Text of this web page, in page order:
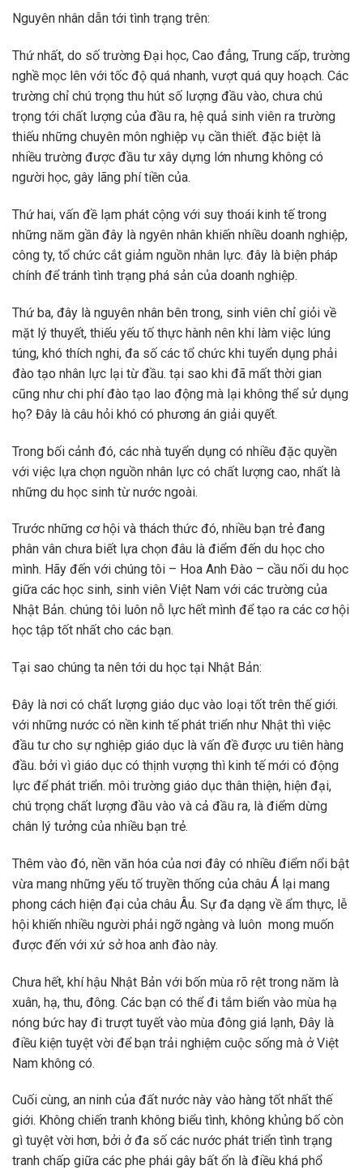
Nguyên nhân dẫn tới tình trạng trên:
Thứ nhất, do số trường Đại học, Cao đẳng, Trung cấp, trường
nghề mọc lên với tốc độ quá nhanh, vượt quá quy hoạch. Các
trường chỉ chú trọng thu hút số lượng đầu vào, chưa chú
trọng tới chất lượng của đầu ra, hệ quả sinh viên ra trường
thiếu những chuyên môn nghiệp vụ cần thiết. đặc biệt là
nhiều trường được đầu tư xây dựng lớn nhưng không có
người học, gây lãng phí tiền của.
Thứ hai, vấn đề lạm phát cộng với suy thoái kinh tế trong
những năm gần đây là ngyên nhân khiến nhiều doanh nghiệp,
công ty, tổ chức cắt giảm nguồn nhân lực. đây là biện pháp
chính để tránh tình trạng phá sản của doanh nghiệp.
Thứ ba, đây là nguyên nhân bên trong, sinh viên chỉ giỏi về
mặt lý thuyết, thiếu yếu tố thực hành nên khi làm việc lúng
túng, khó thích nghi, đa số các tổ chức khi tuyển dụng phải
đào tạo nhân lực lại từ đầu. tại sao khi đã mất thời gian
cũng như chi phí đào tạo lao động mà lại không thể sử dụng
họ? Đây là câu hỏi khó có phương án giải quyết.
Trong bối cảnh đó, các nhà tuyển dụng có nhiều đặc quyền
với việc lựa chọn nguồn nhân lực có chất lượng cao, nhất là
những du học sinh từ nước ngoài.
Trước những cơ hội và thách thức đó, nhiều bạn trẻ đang
phân vân chưa biết lựa chọn đâu là điểm đến du học cho
mình. Hãy đến với chúng tôi – Hoa Anh Đào – cầu nối du học
giữa các học sinh, sinh viên Việt Nam với các trường của
Nhật Bản. chúng tôi luôn nỗ lực hết mình để tạo ra các cơ hội
học tập tốt nhất cho các bạn.
Tại sao chúng ta nên tới du học tại Nhật Bản:
Đây là nơi có chất lượng giáo dục vào loại tốt trên thế giới.
với những nước có nền kinh tế phát triển như Nhật thì việc
đầu tư cho sự nghiệp giáo dục là vấn đề được ưu tiên hàng
đầu. bởi vì giáo dục có thịnh vượng thì kinh tế mới có động
lực để phát triển. môi trường giáo dục thân thiện, hiện đại,
chú trọng chất lượng đầu vào và cả đầu ra, là điểm dừng
chân lý tưởng của nhiều bạn trẻ.
Thêm vào đó, nền văn hóa của nơi đây có nhiều điểm nổi bật
vừa mang những yếu tố truyền thống của châu Á lại mang
phong cách hiện đại của châu Âu. Sự đa dạng về ẩm thực, lễ
hội khiến nhiều người phải ngỡ ngàng và luôn mong muốn
được đến với xứ sở hoa anh đào này.
Chưa hết, khí hậu Nhật Bản với bốn mùa rõ rệt trong năm là
xuân, hạ, thu, đông. Các bạn có thể đi tắm biển vào mùa hạ
nóng bức hay đi trượt tuyết vào mùa đông giá lạnh, Đây là
điều kiện tuyệt vời để bạn trải nghiệm cuộc sống mà ở Việt
Nam không có.
Cuối cùng, an ninh của đất nước này vào hàng tốt nhất thế
giới. Không chiến tranh không biểu tình, không khủng bố còn
gì tuyệt vời hơn, bởi ở đa số các nước phát triển tình trạng
tranh chấp giữa các phe phái gây bất ổn là điều khá phổ